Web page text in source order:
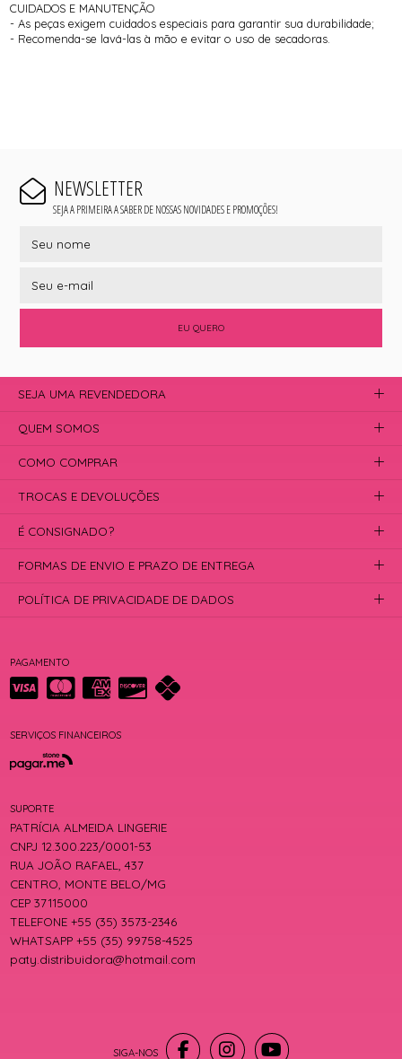
CUIDADOS E MANUTENÇÃO
- As peças exigem cuidados especiais para garantir sua durabilidade;
- Recomenda-se lavá-las à mão e evitar o uso de secadoras.
NEWSLETTER
SEJA A PRIMEIRA A SABER DE NOSSAS NOVIDADES E PROMOÇÕES!
EU QUERO
PAGAMENTO
SERVIÇOS FINANCEIROS
SUPORTE
PATRÍCIA ALMEIDA LINGERIE
CNPJ 12.300.223/0001-53
RUA JOÃO RAFAEL, 437
CENTRO, MONTE BELO/MG
CEP 37115000
TELEFONE +55 (35) 3573-2346
WHATSAPP +55 (35) 99758-4525
paty.distribuidora@hotmail.com
SEJA UMA REVENDEDORA
QUEM SOMOS
COMO COMPRAR
TROCAS E DEVOLUÇÕES
É CONSIGNADO?
FORMAS DE ENVIO E PRAZO DE ENTREGA
POLÍTICA DE PRIVACIDADE DE DADOS